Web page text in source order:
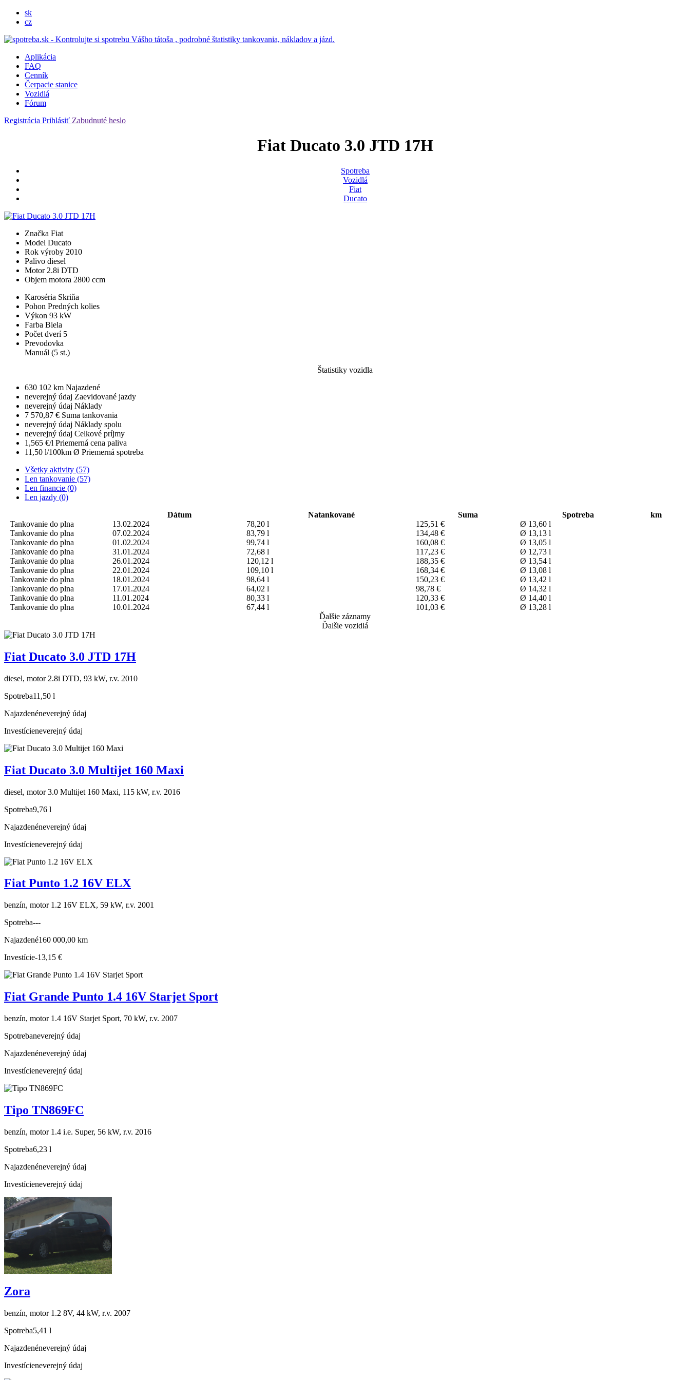
sk
cz
Aplikácia
FAQ
Cenník
Čerpacie stanice
Vozidlá
Fórum
Registrácia Prihlásiť Zabudnuté heslo
Fiat Ducato 3.0 JTD 17H
Spotreba
Vozidlá
Fiat
Ducato
Značka Fiat
Model Ducato
Rok výroby 2010
Palivo diesel
Motor 2.8i DTD
Objem motora 2800 ccm
Karoséria Skriňa
Pohon Predných kolies
Výkon 93 kW
Farba Biela
Počet dverí 5
Prevodovka
Manuál (5 st.)
Štatistiky vozidla
630 102 km Najazdené
neverejný údaj Zaevidované jazdy
neverejný údaj Náklady
7 570,87 € Suma tankovania
neverejný údaj Náklady spolu
neverejný údaj Celkové príjmy
1,565 €/l Priemerná cena paliva
11,50 l/100km Ø Priemerná spotreba
Všetky aktivity (57)
Len tankovanie (57)
Len financie (0)
Len jazdy (0)
Dátum
Natankované Suma Spotreba
km
Tankovanie do plna
13.02.2024 78,20 l 125,51 €
Ø 13,60 l
Tankovanie do plna
07.02.2024 83,79 l 134,48 €
Ø 13,13 l
Tankovanie do plna
01.02.2024 99,74 l 160,08 €
Ø 13,05 l
Tankovanie do plna
31.01.2024 72,68 l 117,23 €
Ø 12,73 l
Tankovanie do plna
26.01.2024 120,12 l 188,35 €
Ø 13,54 l
Tankovanie do plna
22.01.2024 109,10 l 168,34 €
Ø 13,08 l
Tankovanie do plna
18.01.2024 98,64 l 150,23 €
Ø 13,42 l
Tankovanie do plna
17.01.2024 64,02 l 98,78 €
Ø 14,32 l
Tankovanie do plna
11.01.2024 80,33 l 120,33 €
Ø 14,40 l
Tankovanie do plna
10.01.2024 67,44 l 101,03 €
Ø 13,28 l
Ďalšie záznamy
Ďalšie vozidlá
Fiat Ducato 3.0 JTD 17H
diesel, motor 2.8i DTD, 93 kW, r.v. 2010
Spotreba11,50 l
Najazdenéneverejný údaj
Investícieneverejný údaj
Fiat Ducato 3.0 Multijet 160 Maxi
diesel, motor 3.0 Multijet 160 Maxi, 115 kW, r.v. 2016
Spotreba9,76 l
Najazdenéneverejný údaj
Investícieneverejný údaj
Fiat Punto 1.2 16V ELX
benzín, motor 1.2 16V ELX, 59 kW, r.v. 2001
Spotreba---
Najazdené160 000,00 km
Investície-13,15 €
Fiat Grande Punto 1.4 16V Starjet Sport
benzín, motor 1.4 16V Starjet Sport, 70 kW, r.v. 2007
Spotrebaneverejný údaj
Najazdenéneverejný údaj
Investícieneverejný údaj
Tipo TN869FC
benzín, motor 1.4 i.e. Super, 56 kW, r.v. 2016
Spotreba6,23 l
Najazdenéneverejný údaj
Investícieneverejný údaj
Zora
benzín, motor 1.2 8V, 44 kW, r.v. 2007
Spotreba5,41 l
Najazdenéneverejný údaj
Investícieneverejný údaj